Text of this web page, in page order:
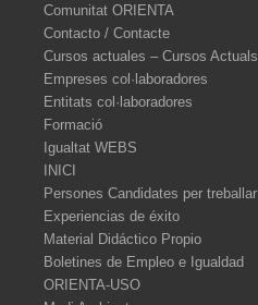
Comunitat ORIENTA
Contacto / Contacte
Cursos actuales – Cursos Actuals
Empreses col·laboradores
Entitats col·laboradores
Formació
Igualtat WEBS
INICI
Persones Candidates per treballar
Experiencias de éxito
Material Didáctico Propio
Boletines de Empleo e Igualdad
ORIENTA-USO